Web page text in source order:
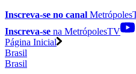
Inscreva-se no canal
Inscreva-se na MetrópolesTV
Página Inicial
Brasil
Brasil